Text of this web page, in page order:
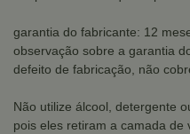
garantia do fabricante: 12
observação sobre a garantia
defeito de fabricação, não
Não utilize álcool, detergente
pois eles retiram a camada de